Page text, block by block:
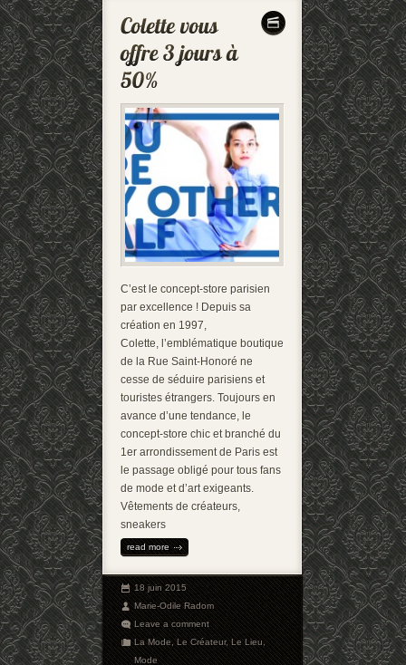
C’est le concept-store parisien
par excellence ! Depuis sa
création en 1997,
Colette, l’emblématique boutique
de la Rue Saint-Honoré ne
cesse de séduire parisiens et
touristes étrangers. Toujours en
avance d’une tendance, le
concept-store chic et branché du
1er arrondissement de Paris est
le passage obligé pour tous fans
de mode et d’art exigeants.
Vêtements de créateurs,
sneakers
read more
18 juin 2015
Marie-Odile Radom
Leave a comment
La Mode,Le Créateur,Le Lieu,
Mode